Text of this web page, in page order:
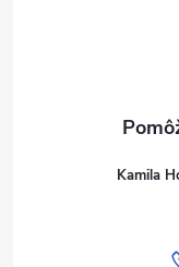
Kamila